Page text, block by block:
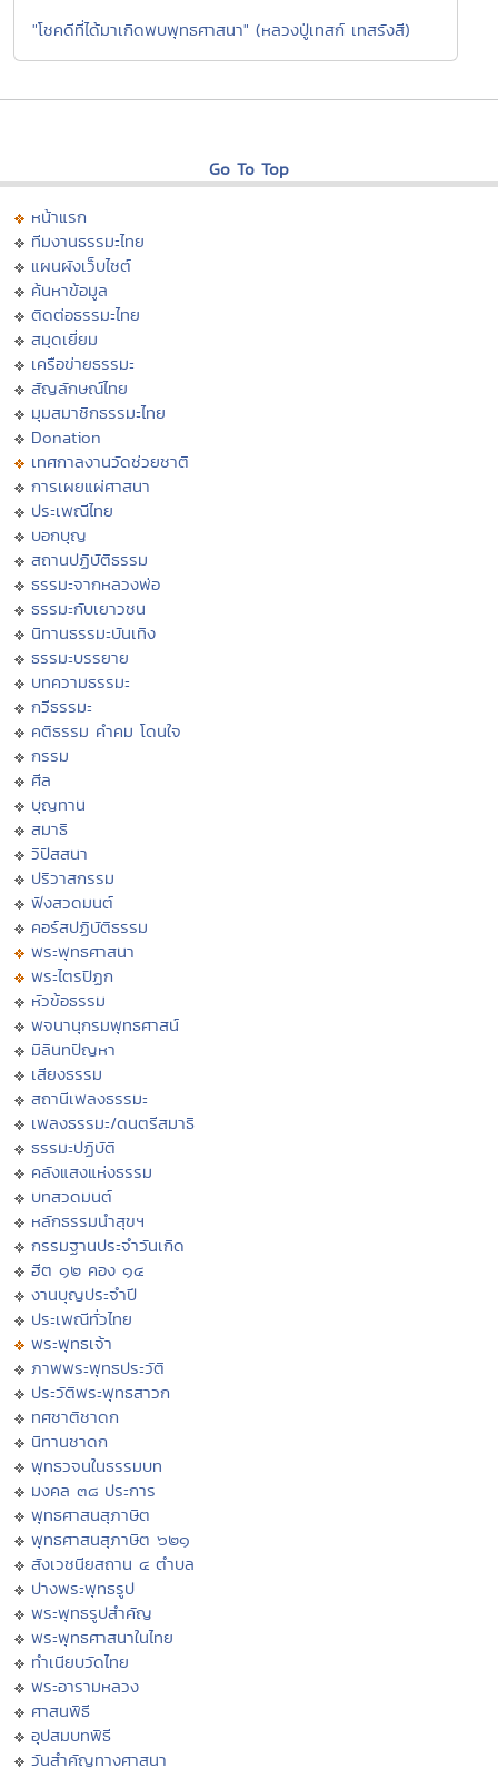
"โชคดีที่ได้มาเกิดพบพุทธศาสนา" (หลวงปู่เทสก์ เทสรังสี)
Go To Top
หน้าแรก
ทีมงานธรรมะไทย
แผนผังเว็บไซต์
ค้นหาข้อมูล
ติดต่อธรรมะไทย
สมุดเยี่ยม
เครือข่ายธรรมะ
สัญลักษณ์ไทย
มุมสมาชิกธรรมะไทย
Donation
เทศกาลงานวัดช่วยชาติ
การเผยแผ่ศาสนา
ประเพณีไทย
บอกบุญ
สถานปฏิบัติธรรม
ธรรมะจากหลวงพ่อ
ธรรมะกับเยาวชน
นิทานธรรมะบันเทิง
ธรรมะบรรยาย
บทความธรรมะ
กวีธรรมะ
คติธรรม คำคม โดนใจ
กรรม
ศีล
บุญทาน
สมาธิ
วิปัสสนา
ปริวาสกรรม
ฟังสวดมนต์
คอร์สปฏิบัติธรรม
พระพุทธศาสนา
พระไตรปิฏก
หัวข้อธรรม
พจนานุกรมพุทธศาสน์
มิลินทปัญหา
เสียงธรรม
สถานีเพลงธรรมะ
เพลงธรรมะ/ดนตรีสมาธิ
ธรรมะปฏิบัติ
คลังแสงแห่งธรรม
บทสวดมนต์
หลักธรรมนำสุขฯ
กรรมฐานประจำวันเกิด
ฮีต ๑๒ คอง ๑๔
งานบุญประจำปี
ประเพณีทั่วไทย
พระพุทธเจ้า
ภาพพระพุทธประวัติ
ประวัติพระพุทธสาวก
ทศชาติชาดก
นิทานชาดก
พุทธวจนในธรรมบท
มงคล ๓๘ ประการ
พุทธศาสนสุภาษิต
พุทธศาสนสุภาษิต ๖๒๑
สังเวชนียสถาน ๔ ตำบล
ปางพระพุทธรูป
พระพุทธรูปสำคัญ
พระพุทธศาสนาในไทย
ทำเนียบวัดไทย
พระอารามหลวง
ศาสนพิธี
อุปสมบทพิธี
วันสำคัญทางศาสนา